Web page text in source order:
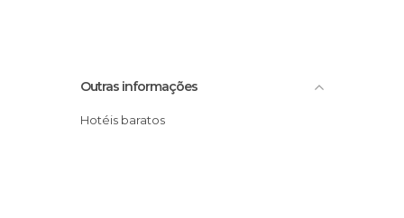
Outras informações
Hotéis baratos